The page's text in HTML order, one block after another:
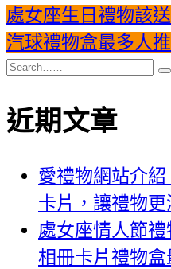
處女座生日禮物該
汽球禮物盒最多人
近期文章
愛禮物網站介
卡片，讓禮物更
處女座情人節
相冊卡片禮物